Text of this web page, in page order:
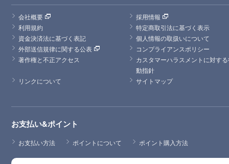
会社概要
採用情報
利用規約
特定商取引法に基づく表示
資金決済法に基づく表記
個人情報の取扱いについて
外部送信規律に関する公表
コンプライアンスポリシー
著作権と不正アクセス
カスタマーハラスメントに対す
動指針
リンクについて
サイトマップ
お支払い&ポイント
お支払い方法 ポイントについて ポイント購入方法